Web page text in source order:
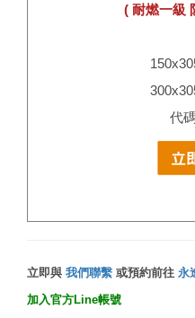
( 耐燃一級
代
立即與 我們聯繫 或預約前往 永
加入官方Line帳號